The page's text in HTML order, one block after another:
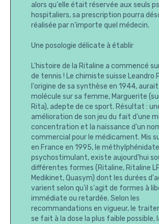
alors qu'elle était réservée aux seuls
hospitaliers, sa prescription pourra
réalisée par n'importe quel médecin.
Une posologie délicate à établir
L'histoire de la Ritaline a commencé
de tennis ! Le chimiste suisse Leandro
l'origine de sa synthèse en 1944,
molécule sur sa femme, Marguerite
Rita), adepte de ce sport. Résultat :
amélioration de son jeu du fait d'une
concentration et la naissance d'un
commercial pour le médicament. Mis
en France en 1995, le
psychostimulant, existe aujourd'hui
différentes formes (Ritaline, Ritaline
Medikinet, Quasym) dont les durées
varient selon qu'il s'agit de formes à
immédiate ou retardée. Selon les
recommandations en vigueur, le
se fait à la dose la plus faible possible,